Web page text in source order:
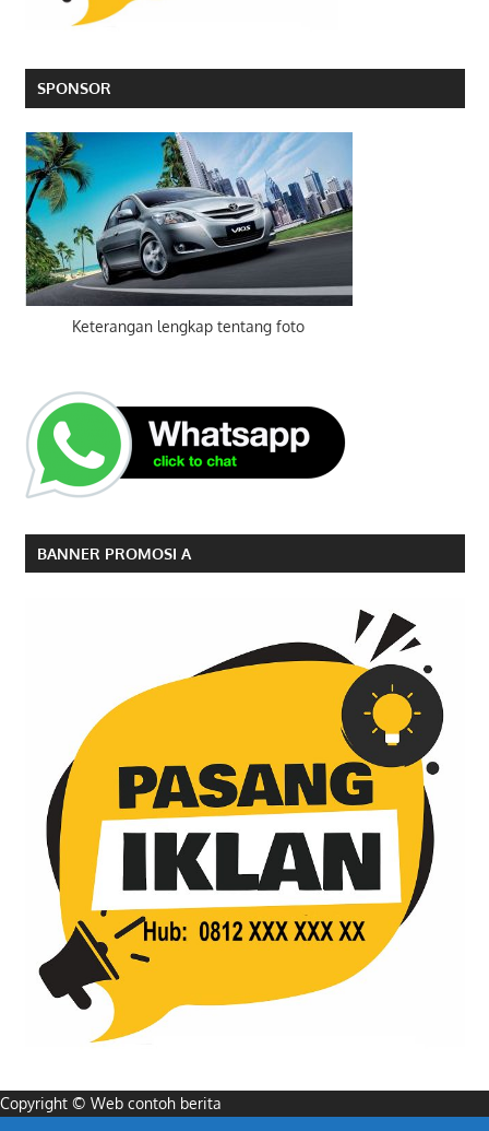
SPONSOR
Keterangan lengkap tentang foto
BANNER PROMOSI A
Copyright © Web contoh berita